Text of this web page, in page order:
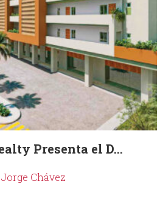
Presenta el D...
Chávez